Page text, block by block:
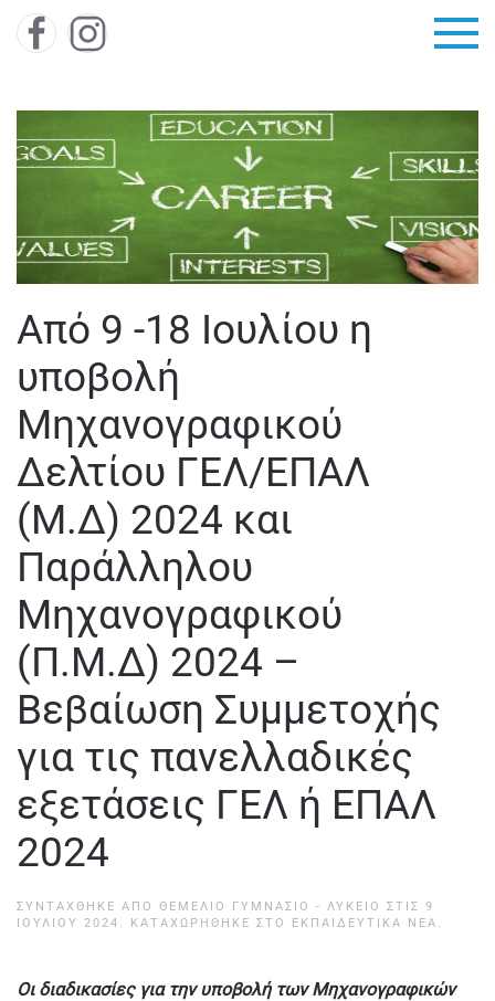
Skip to main content
Από 9 -18 Ιουλίου η
υποβολή
Μηχανογραφικού
Δελτίου ΓΕΛ/ΕΠΑΛ
(Μ.Δ) 2024 και
Παράλληλου
Μηχανογραφικού
(Π.Μ.Δ) 2024 –
Βεβαίωση Συμμετοχής
για τις πανελλαδικές
εξετάσεις ΓΕΛ ή ΕΠΑΛ
2024
ΣΥΝΤΆΧΘΗΚΕ ΑΠΌ ΘΕΜΕΛΙΟ ΓΥΜΝΑΣΙΟ - ΛΥΚΕΙΟ ΣΤΙΣ 9
ΙΟΥΛΊΟΥ 2024 . ΚΑΤΑΧΩΡΉΘΗΚΕ ΣΤΟ ΕΚΠΑΙΔΕΥΤΙΚΆ ΝΈΑ .
Οι διαδικασίες για την υποβολή των Μηχανογραφικών